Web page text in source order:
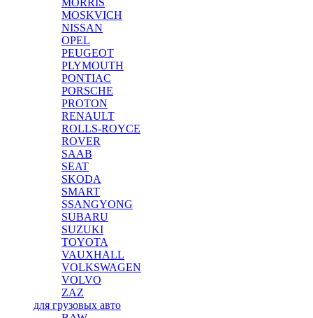
MORRIS
MOSKVICH
NISSAN
OPEL
PEUGEOT
PLYMOUTH
PONTIAC
PORSCHE
PROTON
RENAULT
ROLLS-ROYCE
ROVER
SAAB
SEAT
SKODA
SMART
SSANGYONG
SUBARU
SUZUKI
TOYOTA
VAUXHALL
VOLKSWAGEN
VOLVO
ZAZ
для грузовых авто